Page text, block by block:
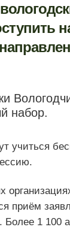
набор.
учиться
приём
1 100